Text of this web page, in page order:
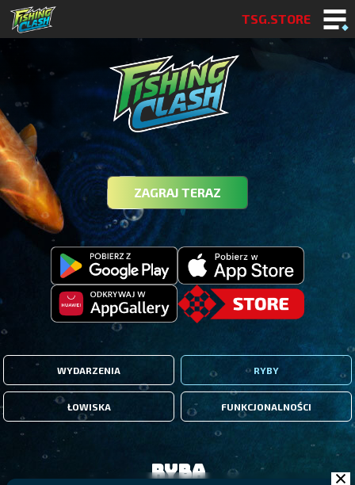
TSG.STORE
ZAGRAJ TERAZ
WYDARZENIA RYBY
ŁOWISKA FUNKCJONALNOŚCI
Ryba